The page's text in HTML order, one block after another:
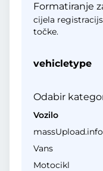
Formatiranje
cijela
točke.
vehicletype
Odabir
Vozilo
Vans
Motocikl